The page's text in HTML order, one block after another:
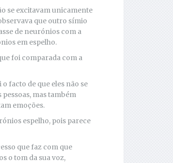
se excitavam unicamente
que outro símio
de neurónios com a
em espelho.
foi comparada com a
facto de que eles não se
mas também
emoções.
espelho, pois parece
que faz com que
o tom da sua voz,